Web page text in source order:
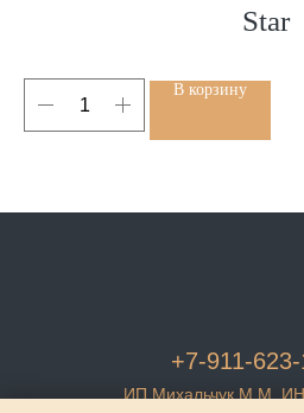
Star
В корзину
+7-911-
ИП Михальчук М.М.